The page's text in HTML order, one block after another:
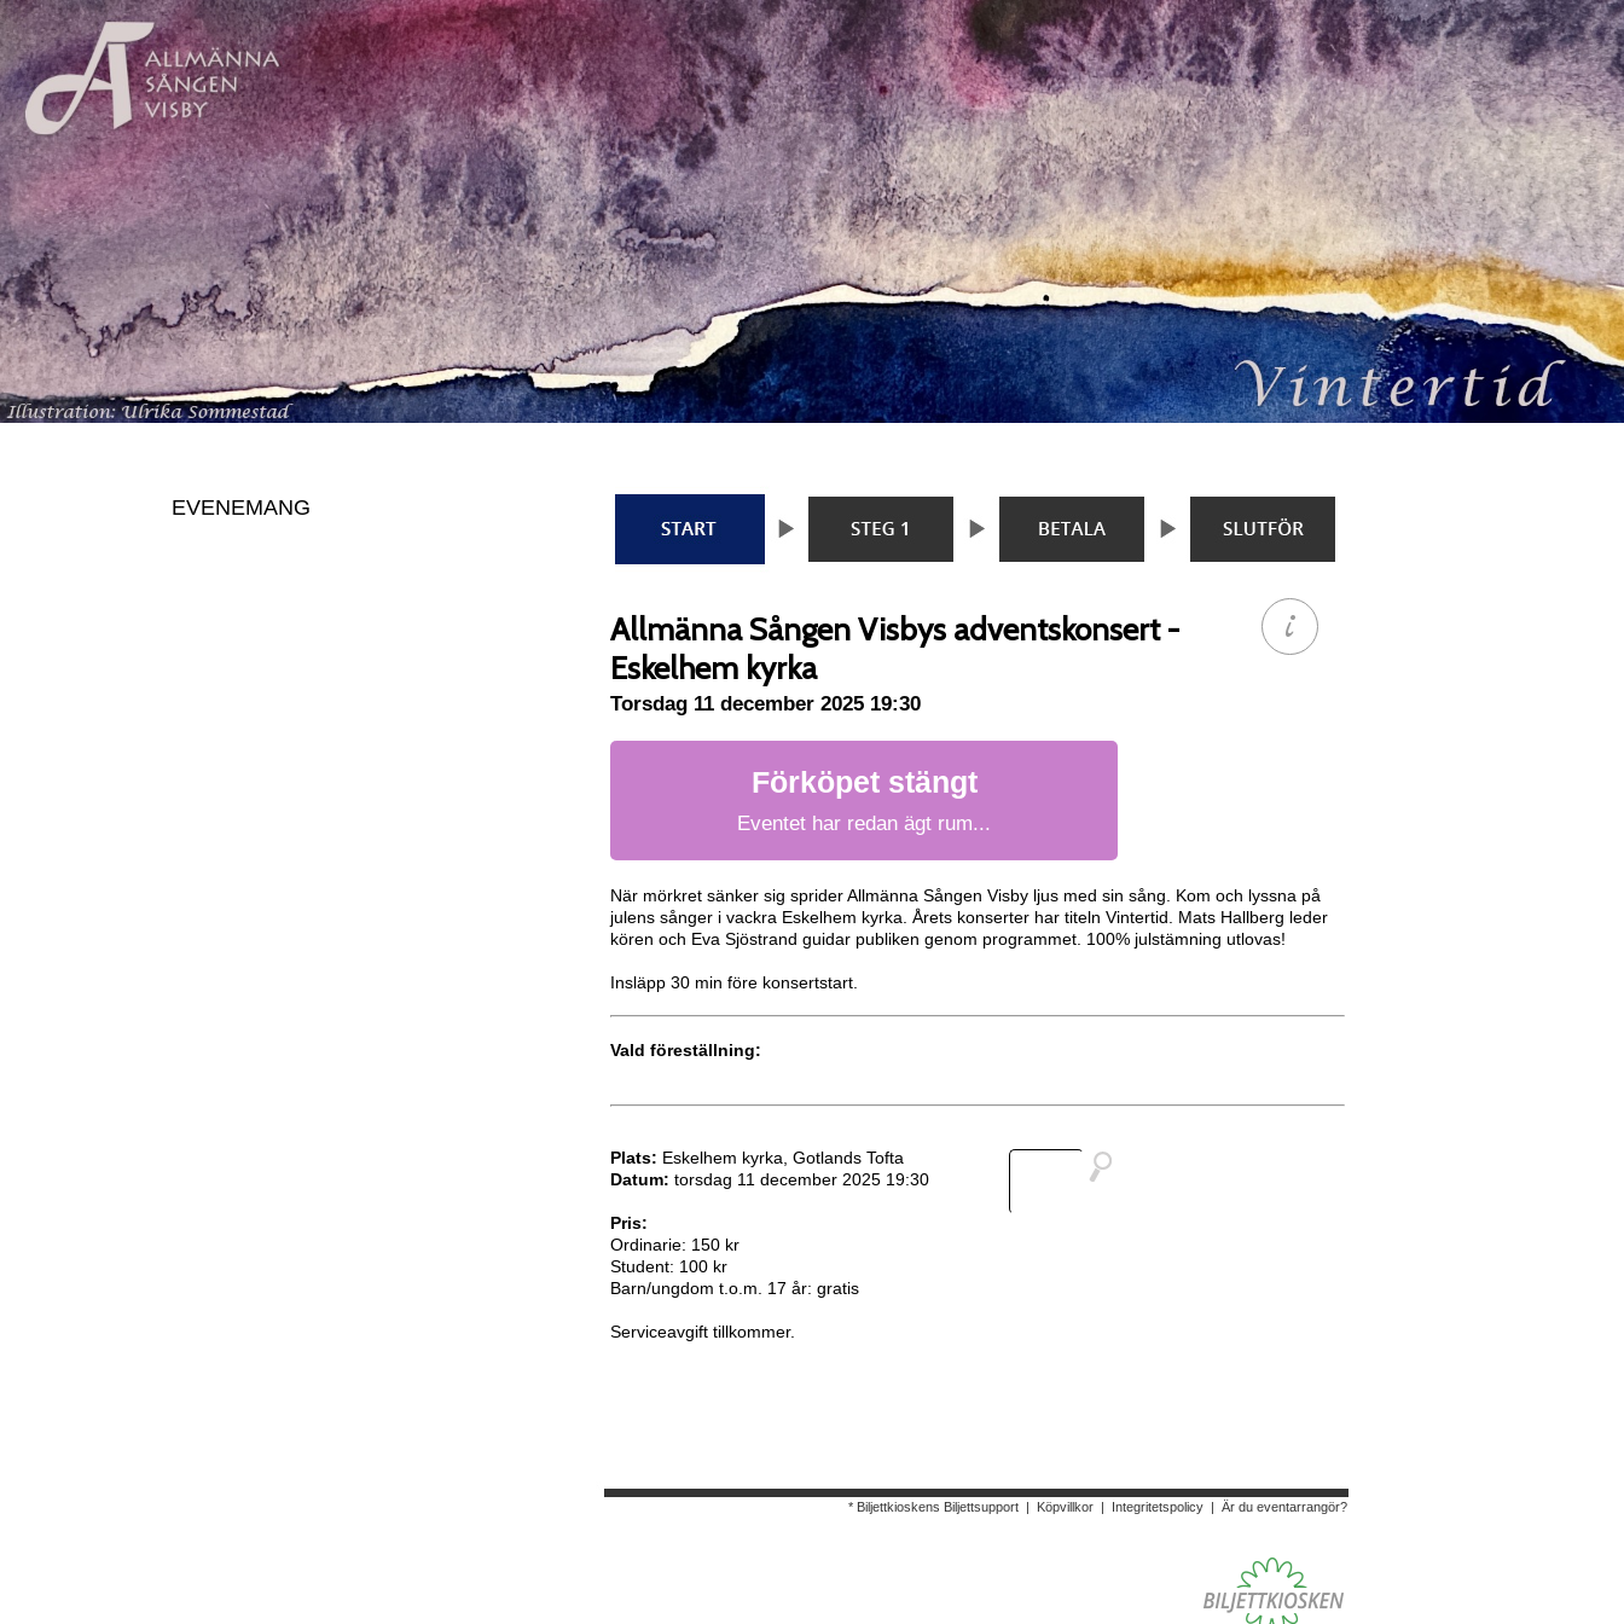
EVENEMANG
Allmänna Sången Visbys adventskonsert -
Eskelhem kyrka
Torsdag 11 december 2025 19:30
Förköpet stängt
Eventet har redan ägt rum...
När mörkret sänker sig sprider Allmänna Sången Visby ljus med sin sång. Kom och lyssna på
julens sånger i vackra Eskelhem kyrka. Årets konserter har titeln Vintertid. Mats Hallberg leder
kören och Eva Sjöstrand guidar publiken genom programmet. 100% julstämning utlovas!
Insläpp 30 min före konsertstart.
Vald föreställning:
Plats: Eskelhem kyrka, Gotlands Tofta
Datum: torsdag 11 december 2025 19:30
Pris:
Ordinarie: 150 kr
Student: 100 kr
Barn/ungdom t.o.m. 17 år: gratis
Serviceavgift tillkommer.
* Biljettkioskens Biljettsupport | Köpvillkor | Integritetspolicy | Är du eventarrangör?